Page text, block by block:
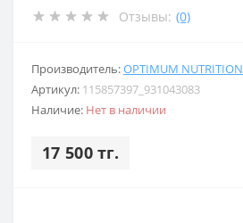
Отзывы: (0)
Производитель:OPTIMUM NUTRITION
Артикул: 115857397_931043083
Наличие: Нет в наличии
17 500 тг.